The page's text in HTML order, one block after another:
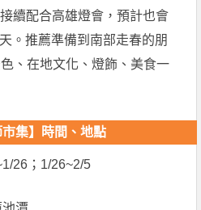
續配合高雄燈會，預計也會
。推薦準備到南部走春的朋
、在地文化、燈飾、美食一
集】 時間、地點
26；1/26~2/5